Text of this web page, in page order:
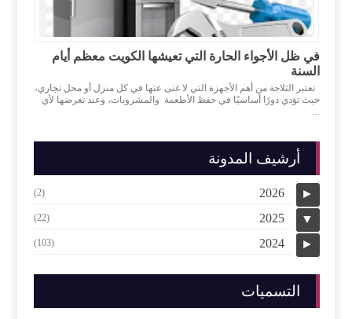
في ظل الأجواء الحارة التي تعيشها الكويت معظم أيام
السنة
تعتبر الثلاجة من أهم الأجهزة التي لا غنى عنها في كل منزل أو محل تجاري،
حيث تؤدي دورًا أساسيًا في حفظ الأطعمة والمشروبات، وعند تعرضها لأي
أرشيف المدونة
►
2026
(2)
▼
2025
(22)
►
2024
(103)
التسميات